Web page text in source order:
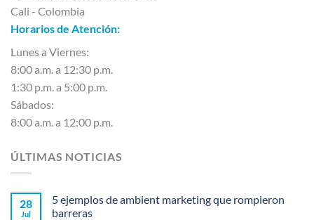
Cali - Colombia
Horarios de Atención:
Lunes a Viernes:
8:00 a.m. a 12:30 p.m.
1:30 p.m. a 5:00 p.m.
Sábados:
8:00 a.m. a 12:00 p.m.
ÚLTIMAS NOTICIAS
28
Jul
5 ejemplos de ambient marketing que rompieron
barreras